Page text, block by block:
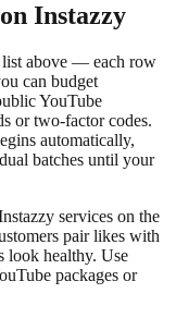
Instazzy
list above — each row
can budget
YouTube
or two-factor codes.
automatically,
batches until your
services on the
pair likes with
look healthy. Use
packages or